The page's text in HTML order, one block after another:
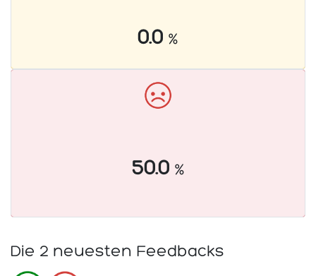
0.0 %
50.0 %
Die 2 neuesten Feedbacks